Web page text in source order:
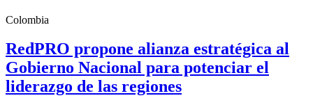
Colombia
RedPRO propone alianza estratégica al
Gobierno Nacional para potenciar el
liderazgo de las regiones